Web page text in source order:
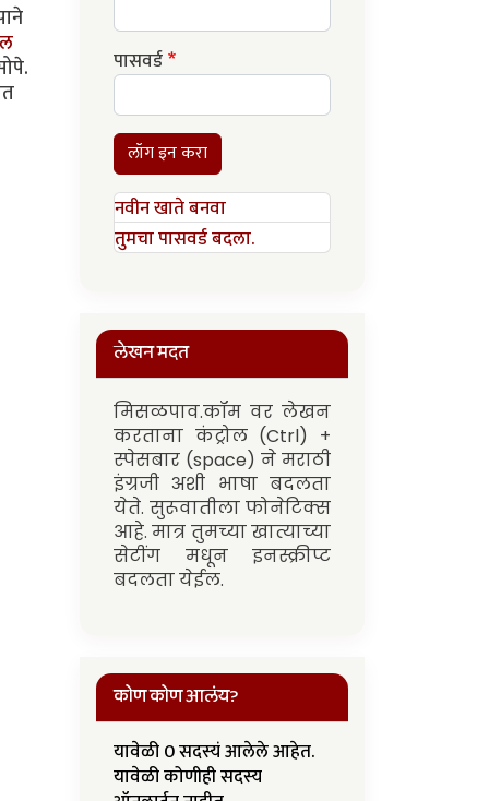
पासवर्ड
लॉग इन करा
नवीन खाते बनवा
तुमचा पासवर्ड बदला.
लेखन मदत
मिसळपाव.कॉम वर लेखन
करताना कंट्रोल (Ctrl) +
स्पेसबार (space) ने मराठी
इंग्रजी अशी भाषा बदलता
येते. सुरूवातीला फोनेटिक्स
आहे. मात्र तुमच्या खात्याच्या
सेटींग मधून इनस्क्रीप्ट
बदलता येईल.
कोण कोण आलंय?
यावेळी 0 सदस्यं आलेले आहेत.
यावेळी कोणीही सदस्य